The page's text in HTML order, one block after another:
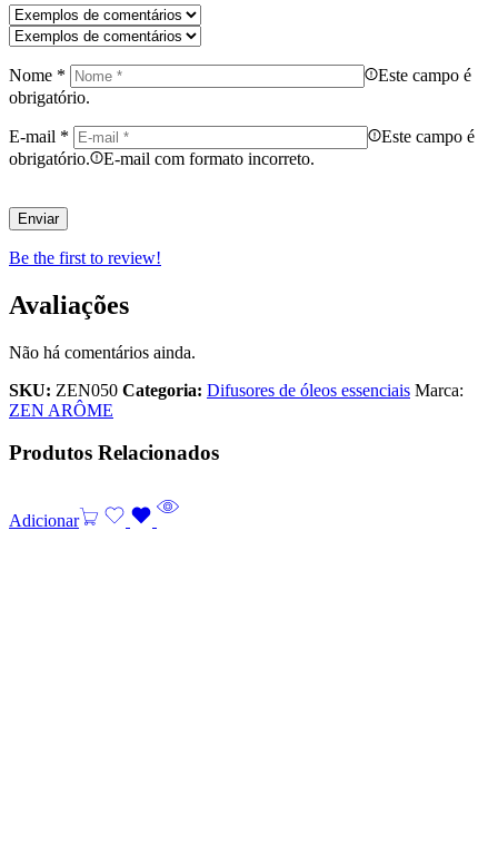
Nome *
Este campo é
obrigatório.
E-mail *
Este campo é
obrigatório.
E-mail com formato incorreto.
Be the first to review!
Avaliações
Não há comentários ainda.
SKU: ZEN050 Categoria: Difusores de óleos essenciais Marca:
ZEN ARÔME
Produtos Relacionados
Adicionar